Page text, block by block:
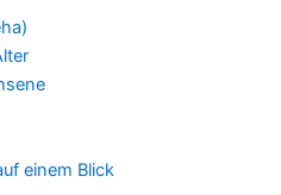
einem Blick